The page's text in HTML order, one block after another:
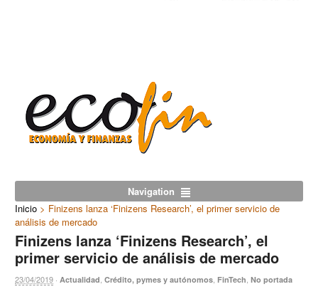
Navigation
Inicio > Finizens lanza ‘Finizens Research’, el primer servicio de
análisis de mercado
Finizens lanza ‘Finizens Research’, el
primer servicio de análisis de mercado
23/04/2019 ·Actualidad,Crédito, pymes y autónomos, FinTech,No portada